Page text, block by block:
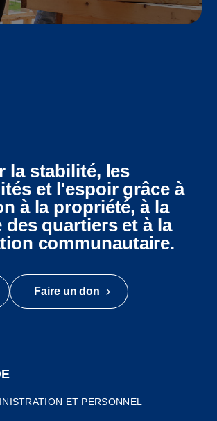
la stabilité, les
et l'espoir grâce à
à la propriété, à la
des quartiers et à la
communautaire.
Faire un don
ET PERSONNEL